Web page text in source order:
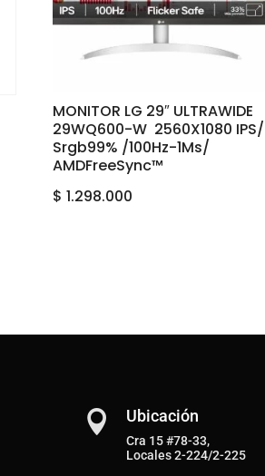
MONITOR LG 29″ ULTRAWIDE
‎29WQ600-W‎ ‎ ‎2560X1080 ‎IPS‎/‎
Srgb‎99%‎ /‎100Hz‎-‎1Ms‎/‎
AMD‎FreeSync™
$ 1.298.000
 Ubicación
Cra 15 #78-33,
Locales 2-224/2-225